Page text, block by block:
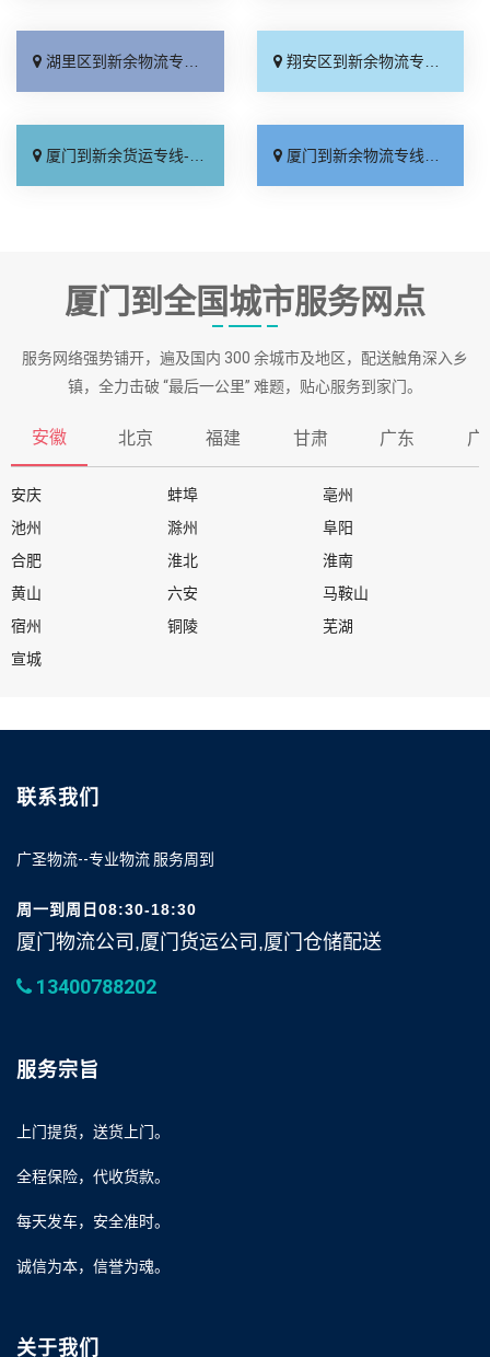
湖里区到新余物流专线_多年经验「运费多少」 翔安区到新余物流专线_全境配送「几天到达」
厦门到新余货运专线-厦门到新余物流公司_不随意加价「直达不中转」 厦门到新余物流专线_定点发车「物流拼车」
厦门到全国城市服务网点
服务网络强势铺开，遍及国内 300 余城市及地区，配送触角深入乡
镇，全力击破 “最后一公里” 难题，贴心服务到家门。
安徽 北京 福建 甘肃 广东 广
安庆 蚌埠
亳州
池州
滁州
阜阳
合肥
淮北
淮南
黄山
六安
马鞍山
宿州
铜陵
芜湖
宣城
联系我们
广圣物流--专业物流 服务周到
周一到周日08:30-18:30
厦门物流公司,厦门货运公司,厦门仓储配送
13400788202
服务宗旨
上门提货，送货上门。
全程保险，代收货款。
每天发车，安全准时。
诚信为本，信誉为魂。
关于我们